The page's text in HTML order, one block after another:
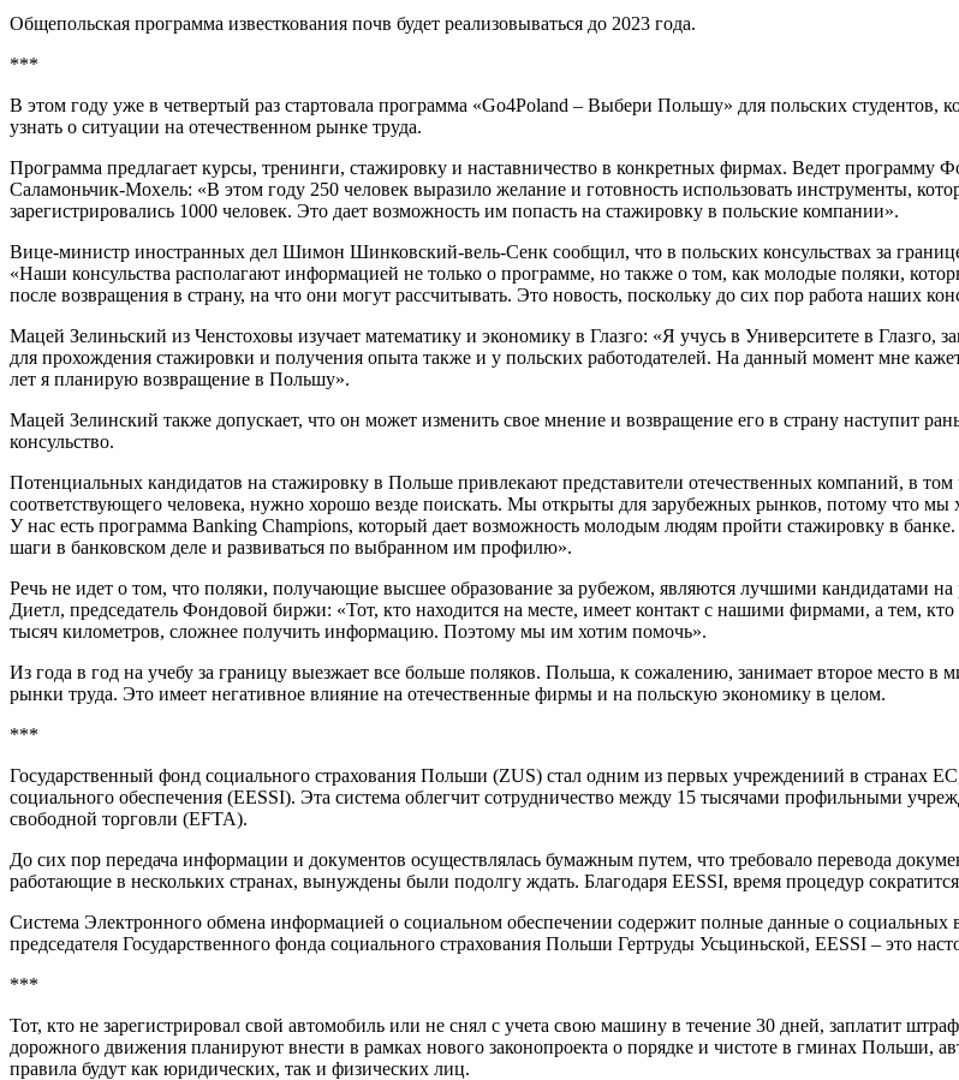
Общепольская программа известкования почв будет реализовываться до 2023 года.
***
В этом году уже в четвертый раз стартовала программа «Go4Poland – Выбери Польшу» для польских студентов,
узнать о ситуации на отечественном рынке труда.
Программа предлагает курсы, тренинги, стажировку и наставничество в конкретных фирмах. Ведет программу
Саламоньчик-Мохель: «В этом году 250 человек выразило желание и готовность использовать инструменты,
зарегистрировались 1000 человек. Это дает возможность им попасть на стажировку в польские компании».
Вице-министр иностранных дел Шимон Шинковский-вель-Сенк сообщил, что в польских консульствах за
«Наши консульства располагают информацией не только о программе, но также о том, как молодые поляки,
после возвращения в страну, на что они могут рассчитывать. Это новость, поскольку до сих пор работа наших
Мацей Зелиньский из Ченстоховы изучает математику и экономику в Глазго: «Я учусь в Университете в Глазго,
для прохождения стажировки и получения опыта также и у польских работодателей. На данный момент мне
лет я планирую возвращение в Польшу».
Мацей Зелинский также допускает, что он может изменить свое мнение и возвращение его в страну наступит
консульство.
Потенциальных кандидатов на стажировку в Польше привлекают представители отечественных компаний, в
соответствующего человека, нужно хорошо везде поискать. Мы открыты для зарубежных рынков, потому что
У нас есть программа Banking Champions, который дает возможность молодым людям пройти стажировку в
шаги в банковском деле и развиваться по выбранном им профилю».
Речь не идет о том, что поляки, получающие высшее образование за рубежом, являются лучшими кандидатами
Диетл, председатель Фондовой биржи: «Тот, кто находится на месте, имеет контакт с нашими фирмами, а тем,
тысяч километров, сложнее получить информацию. Поэтому мы им хотим помочь».
Из года в год на учебу за границу выезжает все больше поляков. Польша, к сожалению, занимает второе место
рынки труда. Это имеет негативное влияние на отечественные фирмы и на польскую экономику в целом.
***
Государственный фонд социального страхования Польши (ZUS) стал одним из первых учреждениий в странах
социального обеспечения (EESSI). Эта система облегчит сотрудничество между 15 тысячами профильными
свободной торговли (EFTA).
До сих пор передача информации и документов осуществлялась бумажным путем, что требовало перевода
работающие в нескольких странах, вынуждены были подолгу ждать. Благодаря EESSI, время процедур
Система Электронного обмена информацией о социальном обеспечении содержит полные данные о социальных
председателя Государственного фонда социального страхования Польши Гертруды Усьциньской, EESSI – это
***
Тот, кто не зарегистрировал свой автомобиль или не снял с учета свою машину в течение 30 дней, заплатит
дорожного движения планируют внести в рамках нового законопроекта о порядке и чистоте в гминах Польши,
правила будут как юридических, так и физических лиц.